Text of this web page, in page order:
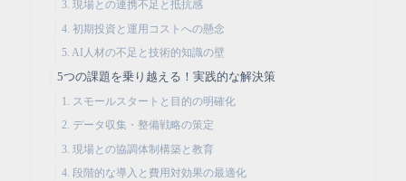
3. 現場との連携不足と抵抗感
4. 初期投資と運用コストへの懸念
5. AI人材の不足と技術的知識の壁
5つの課題を乗り越える！実践的な解決策
1. スモールスタートと目的の明確化
2. データ収集・整備戦略の策定
3. 現場との協調体制構築と教育
4. 段階的な導入と費用対効果の最適化